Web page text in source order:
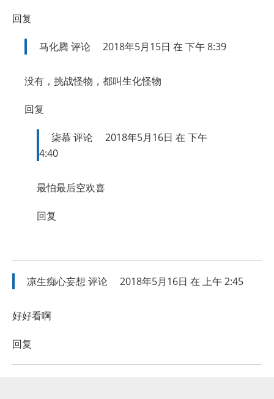
回复
马化腾评论 2018年5月15日 在 下午 8:39
没有，挑战怪物，都叫生化怪物
回复
柒慕评论
2018年5月16日 在 下午
4:40
最怕最后空欢喜
回复
凉生痴心妄想评论 2018年5月16日 在 上午 2:45
好好看啊
回复